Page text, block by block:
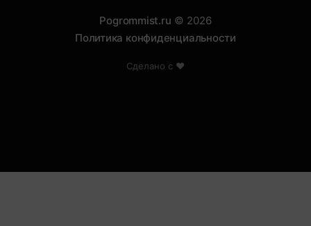
Pogrommist.ru © 2026
Политика конфиденциальности
Сделано с ❤️